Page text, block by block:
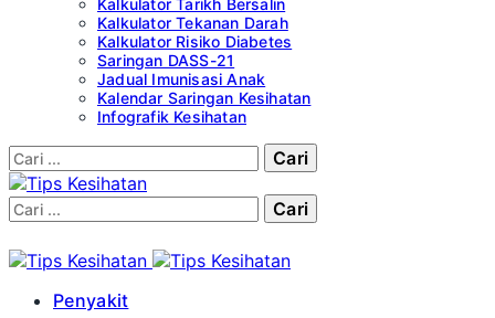
Kalkulator Tarikh Bersalin
Kalkulator Tekanan Darah
Kalkulator Risiko Diabetes
Saringan DASS-21
Jadual Imunisasi Anak
Kalendar Saringan Kesihatan
Infografik Kesihatan
Cari:
Cari:
Penyakit